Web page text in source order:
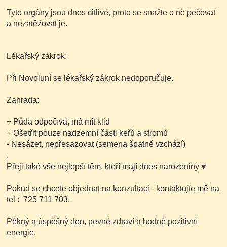
Tyto orgány jsou dnes citlivé, proto se snažte o ně pečovat
a nezatěžovat je.
Lékařský zákrok:
Při Novoluní se lékařský zákrok nedoporučuje.
Zahrada:
+ Půda odpočívá, má mít klid
+ Ošetřit pouze nadzemní části keřů a stromů
- Nesázet, nepřesazovat (semena špatně vzchází)
.
Přeji také vše nejlepší těm, kteří mají dnes narozeniny♥
Pokud se chcete objednat na konzultaci - kontaktujte mě na
tel : 725 711 703.
Pěkný a úspěšný den, pevné zdraví a hodně pozitivní
energie.